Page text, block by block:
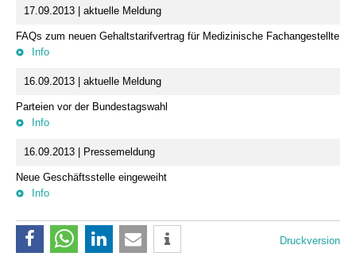
17.09.2013 | aktuelle Meldung
FAQs zum neuen Gehaltstarifvertrag für Medizinische Fachangestellte
Info
16.09.2013 | aktuelle Meldung
Parteien vor der Bundestagswahl
Info
16.09.2013 | Pressemeldung
Neue Geschäftsstelle eingeweiht
Info
Druckversion